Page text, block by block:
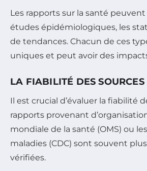
Les rapports sur la santé
études épidémiologiques, les
de tendances. Chacun de ces
uniques et peut avoir des
LA FIABILITÉ DES SOURCES
Il est crucial d’évaluer la fiabilité
rapports provenant
mondiale de la santé (OMS) ou
maladies (CDC) sont souvent
vérifiées.